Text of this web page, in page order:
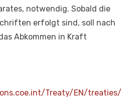
notwendig. Sobald die
erfolgt sind, soll nach
Abkommen in Kraft
Treaty/EN/treaties/